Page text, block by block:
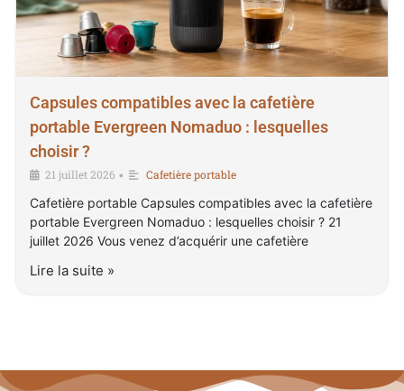
Capsules compatibles avec la cafetière
portable Evergreen Nomaduo : lesquelles
choisir ?
21 juillet 2026 • Cafetière portable
Cafetière portable Capsules compatibles avec la cafetière
portable Evergreen Nomaduo : lesquelles choisir ? 21
juillet 2026 Vous venez d’acquérir une cafetière
Lire la suite »